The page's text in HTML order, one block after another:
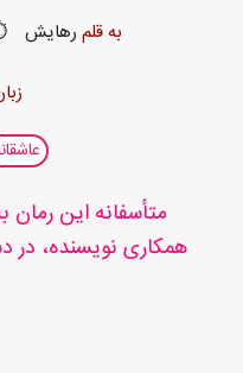
به قلم رهایش ⏱️۱۲
متأسفانه این رمان
همکاری نویسنده،